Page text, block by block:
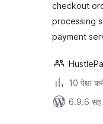
checkout
processing
payment
10 पेक्षा
6.9.6 सह